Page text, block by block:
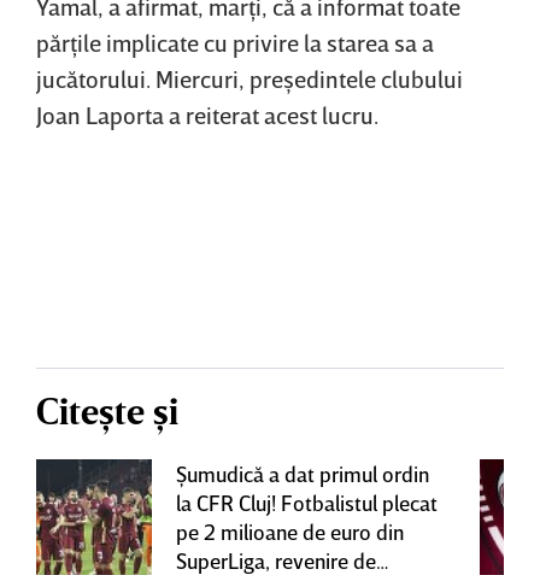
Yamal, a afirmat, marţi, că a informat toate
părţile implicate cu privire la starea sa a
jucătorului. Miercuri, preşedintele clubului
Joan Laporta a reiterat acest lucru.
Citește și
Şumudică a dat primul ordin
la CFR Cluj! Fotbalistul plecat
pe 2 milioane de euro din
SuperLiga, revenire de